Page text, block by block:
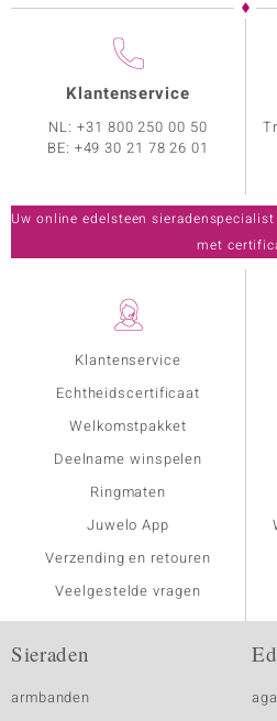
Klantenservice
Echtheidscertificaat
Welkomstpakket
Deelname winspelen
Ringmaten
Juwelo App
Verzending en retouren
Veelgestelde vragen
Klantenservice
NL:+31 800 250 00 50
BE: +49 30 21 78 26 01
Uw online edelsteen
met
Sieraden
armbanden